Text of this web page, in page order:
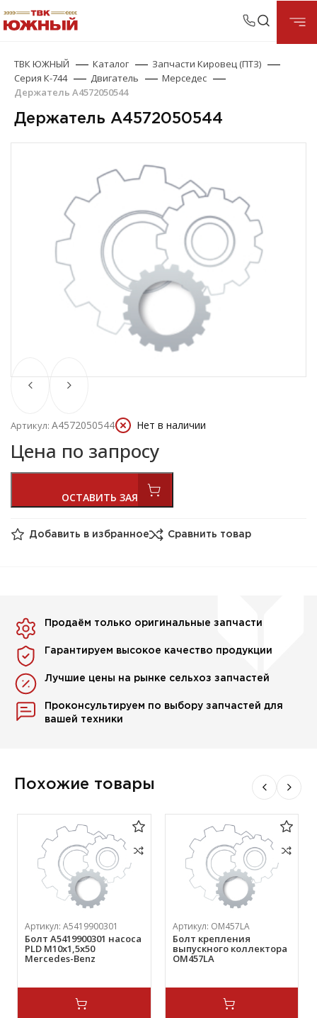
ТВК ЮЖНЫЙ Каталог
Запчасти Кировец (ПТЗ)
Серия К-744
Двигатель
Мерседес
Держатель А4572050544
Держатель А4572050544
Артикул: А4572050544 Нет в наличии
Цена по запросу
Добавить в избранное Сравнить товар
Продаём только оригинальные запчасти
Гарантируем высокое качество продукции
Лучшие цены на рынке сельхоз запчастей
Проконсультируем по выбору запчастей для
вашей техники
Похожие товары
Артикул:A5419900301
Болт A5419900301 насоса
PLD М10х1,5х50
Mercedes-Benz
Артикул: ОМ457LA
Болт крепления
выпускного коллектора
ОМ457LA